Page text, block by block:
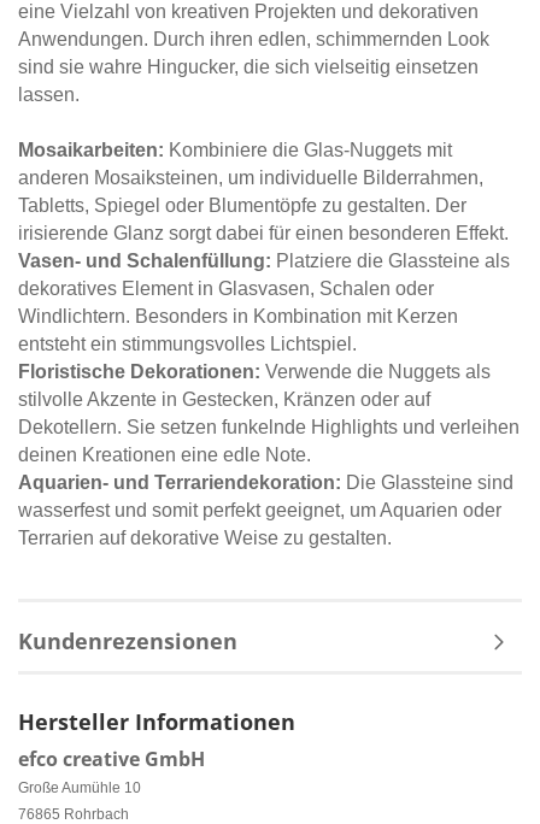
eine Vielzahl von kreativen Projekten und dekorativen
Anwendungen. Durch ihren edlen, schimmernden Look
sind sie wahre Hingucker, die sich vielseitig einsetzen
lassen.
Mosaikarbeiten: Kombiniere die Glas-Nuggets mit
anderen Mosaiksteinen, um individuelle Bilderrahmen,
Tabletts, Spiegel oder Blumentöpfe zu gestalten. Der
irisierende Glanz sorgt dabei für einen besonderen Effekt.
Vasen- und Schalenfüllung: Platziere die Glassteine als
dekoratives Element in Glasvasen, Schalen oder
Windlichtern. Besonders in Kombination mit Kerzen
entsteht ein stimmungsvolles Lichtspiel.
Floristische Dekorationen: Verwende die Nuggets als
stilvolle Akzente in Gestecken, Kränzen oder auf
Dekotellern. Sie setzen funkelnde Highlights und verleihen
deinen Kreationen eine edle Note.
Aquarien- und Terrariendekoration: Die Glassteine sind
wasserfest und somit perfekt geeignet, um Aquarien oder
Terrarien auf dekorative Weise zu gestalten.
Kundenrezensionen
Hersteller Informationen
efco creative GmbH
Große Aumühle 10
76865 Rohrbach